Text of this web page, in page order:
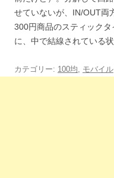
せていないが、IN/OUT両
300円商品のスティック
に、中で結線されている状
カテゴリー: 100均, モバイル